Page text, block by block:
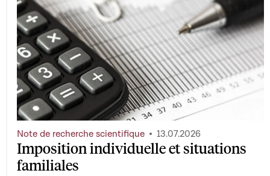
Imposition individuelle et situations
familiales
Note de recherche scientifique 13.07.2026